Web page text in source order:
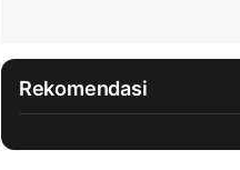
Rekomendasi